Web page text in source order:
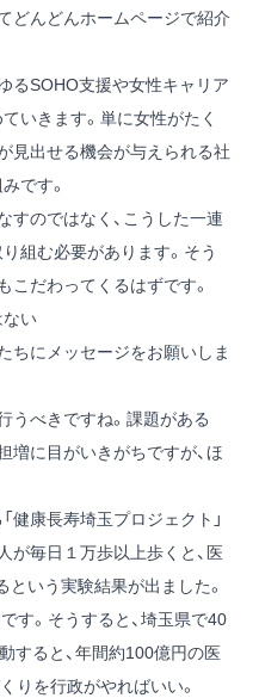
どんどんホームページで紹介
るSOHO支援や女性キャリア
いきます。単に女性がたく
見出せる機会が与えられる社
です。
すのではなく、こうした一連
組む必要があります。そう
こだわってくるはずです。
ない
ちにメッセージをお願いしま
うべきですね。課題がある
増に目がいきがちですが、ほ
康長寿埼玉プロジェクト」
が毎日１万歩以上歩くと、医
いう実験結果が出ました。
す。そうすると、埼玉県で40
すると、年間約100億円の医
りを行政がやればいい。